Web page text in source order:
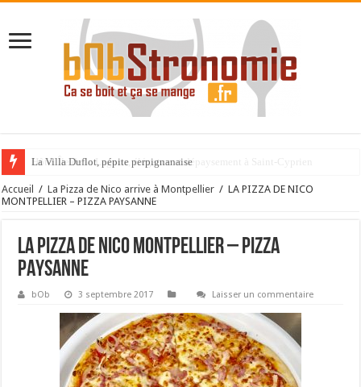
La Villa Duflot, pépite perpignanaise
Accueil / La Pizza de Nico arrive à Montpellier / LA PIZZA DE NICO
MONTPELLIER – PIZZA PAYSANNE
LA PIZZA DE NICO MONTPELLIER – PIZZA
PAYSANNE
bOb 3 septembre 2017 Laisser un commentaire